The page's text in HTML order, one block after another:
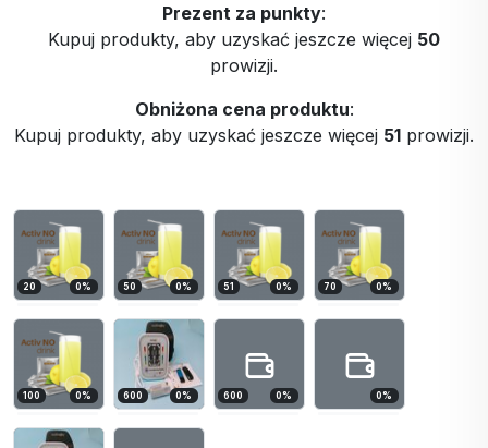
Prezent za punkty:
Kupuj produkty, aby uzyskać jeszcze więcej 50
prowizji.
Obniżona cena produktu:
Kupuj produkty, aby uzyskać jeszcze więcej 51 prowizji.
20 0% 50 0% 51 0% 70 0%
100 0% 600 0% 600 0% 0%